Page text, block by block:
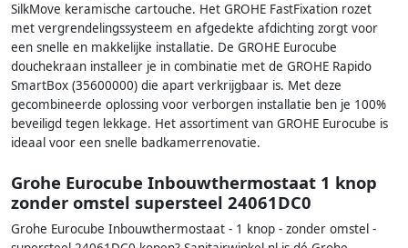
SilkMove keramische cartouche. Het GROHE FastFixation rozet
met vergrendelingssysteem en afgedekte afdichting zorgt voor
een snelle en makkelijke installatie. De GROHE Eurocube
douchekraan installeer je in combinatie met de GROHE Rapido
SmartBox (35600000) die apart verkrijgbaar is. Met deze
gecombineerde oplossing voor verborgen installatie ben je 100%
beveiligd tegen lekkage. Het assortiment van GROHE Eurocube is
ideaal voor een snelle badkamerrenovatie.
Grohe Eurocube Inbouwthermostaat 1 knop
zonder omstel supersteel 24061DC0
Grohe Eurocube Inbouwthermostaat - 1 knop - zonder omstel -